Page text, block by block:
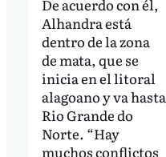
De acuerdo con él,
Alhandra está
dentro de la zona
de mata, que se
inicia en el litoral
alagoano y va hasta
Rio Grande do
Norte. “Hay
muchos conflictos